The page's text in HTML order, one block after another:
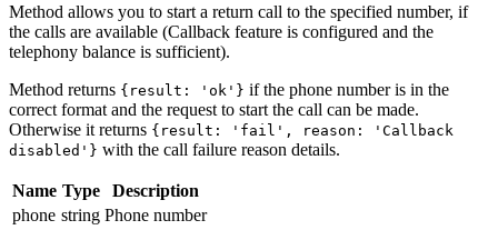
Method allows you to start a return call to the specified number, if
the calls are available (Callback feature is configured and the
telephony balance is sufficient).
Method returns {result: 'ok'} if the phone number is in the
correct format and the request to start the call can be made.
Otherwise it returns {result: 'fail', reason: 'Callback
disabled'} with the call failure reason details.
Name Type
Description
phone string Phone number